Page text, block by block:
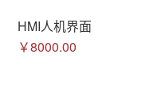
HMI人机界面
￥8000.00